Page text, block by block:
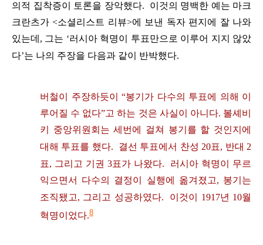
의 적 집착증이 토론을 장악했다. 이것의 명백한 예는 마크
크란츠가 <소셜리스트 리뷰>에 보낸 독자 편지에 잘 나와
있는데 , 그는 ‘러시아 혁명이 투표만으로 이루어 지지
않았
다’는 나의 주장을 다음과 같이 반박했다.
버철이 주장하듯이 “봉기가 다수의 투표에 의해 이
루어질 수 없다”고 하는 것은 사실이 아니다. 볼셰비
키
중앙위원회는 세번에 걸쳐 봉기를 할 것인지에
대해 투표를 했다. 결선 투표에서 찬성 20표, 반대 2
표, 그리고 기권 3표가 나왔다. 러시아 혁명이
무르
익으면서
다수의 결정이 실행에 옮겨졌고, 봉기는
조직됐고, 그리고 성공하였다. 이것이 1917년 10월
혁명이었다.8